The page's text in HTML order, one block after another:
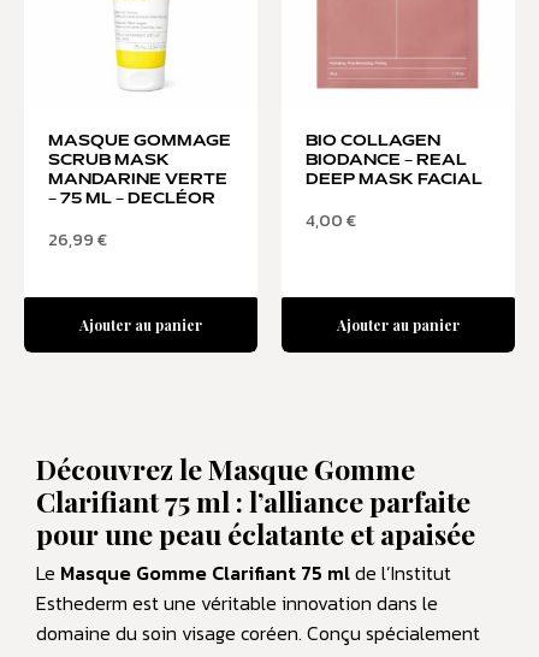
MASQUE GOMMAGE
SCRUB MASK
MANDARINE VERTE
– 75 ML – DECLÉOR
26,99€
Ajouter au panier
BIO COLLAGEN
BIODANCE – REAL
DEEP MASK FACIAL
4,00€
Ajouter au panier
Découvrez le Masque Gomme
Clarifiant 75 ml : l’alliance parfaite
pour une peau éclatante et apaisée
Le Masque Gomme Clarifiant 75 mlde l’Institut
Esthederm est une véritable innovation dans le
domaine du soin visage coréen. Conçu spécialement